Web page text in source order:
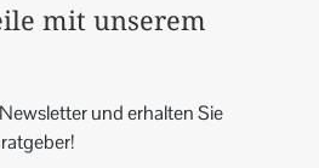
mit unserem
und erhalten Sie